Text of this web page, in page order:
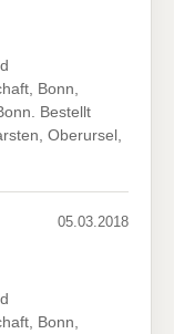
Bonn,
Bestellt
Oberursel,
05.03.2018
Bonn,